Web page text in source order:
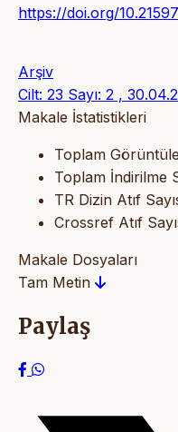
https://doi.org/
Arşiv
Cilt: 23 Sayı: 2 ,
Makale İstatistikleri
Toplam
Toplam İndirilme
TR Dizin Atıf
Crossref Atıf
Makale Dosyaları
Tam Metin
Paylaş